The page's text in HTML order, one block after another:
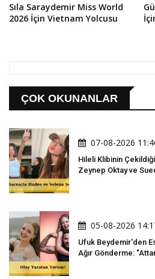
Sıla Saraydemir Miss World
2026 İçin Vietnam Yolcusu
ÇOK OKUNANLAR
07-08-2026
Hileli Klibinin
Zeynep Oktay ve
05-08-2026
Ufuk Beydemir'den
Ağır Gönderme: